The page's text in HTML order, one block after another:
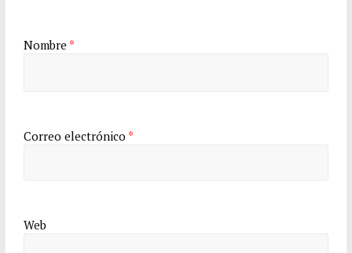
Nombre *
Correo electrónico *
Web